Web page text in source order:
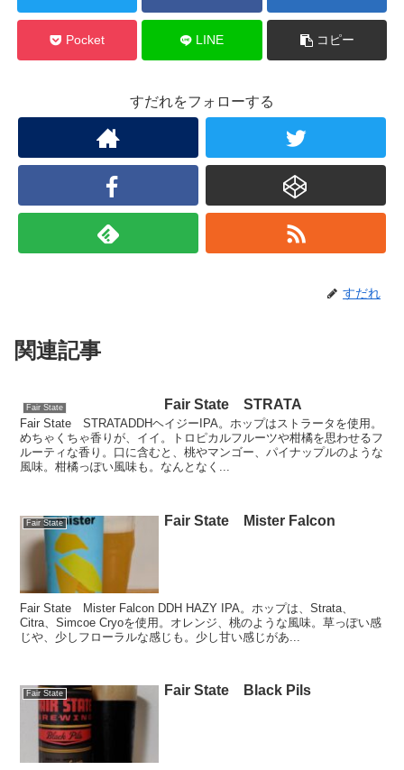
Pocket LINE コピー
すだれをフォローする
すだれ
関連記事
Fair State Fair State STRATA
Fair State STRATADDHヘイジーIPA。ホップはストラータを使用。
めちゃくちゃ香りが、イイ。トロピカルフルーツや柑橘を思わせるフ
ルーティな香り。口に含むと、桃やマンゴー、パイナップルのような
風味。柑橘っぽい風味も。なんとなく...
Fair State Fair State Mister Falcon
Fair State Mister Falcon DDH HAZY IPA。ホップは、Strata、
Citra、Simcoe Cryoを使用。オレンジ、桃のような風味。草っぽい感
じや、少しフローラルな感じも。少し甘い感じがあ...
Fair State Fair State Black Pils